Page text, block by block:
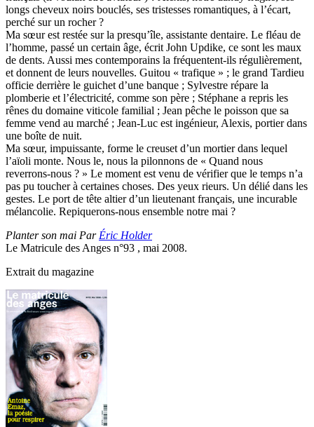
longs cheveux noirs bouclés, ses tristesses romantiques, à l’écart,
perché sur un rocher ?
Ma sœur est restée sur la presqu’île, assistante dentaire. Le fléau de
l’homme, passé un certain âge, écrit John Updike, ce sont les maux
de dents. Aussi mes contemporains la fréquentent-ils régulièrement,
et donnent de leurs nouvelles. Guitou « trafique » ; le grand Tardieu
officie derrière le guichet d’une banque ; Sylvestre répare la
plomberie et l’électricité, comme son père ; Stéphane a repris les
rênes du domaine viticole familial ; Jean pêche le poisson que sa
femme vend au marché ; Jean-Luc est ingénieur, Alexis, portier dans
une boîte de nuit.
Ma sœur, impuissante, forme le creuset d’un mortier dans lequel
l’aïoli monte. Nous le, nous la pilonnons de « Quand nous
reverrons-nous ? » Le moment est venu de vérifier que le temps n’a
pas pu toucher à certaines choses. Des yeux rieurs. Un délié dans les
gestes. Le port de tête altier d’un lieutenant français, une incurable
mélancolie. Repiquerons-nous ensemble notre mai ?
Planter son mai Par Éric Holder
Le Matricule des Anges n°93 , mai 2008.
Extrait du magazine